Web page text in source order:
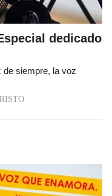
dedicado
de siempre, la voz